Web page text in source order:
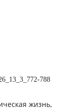
788
жизнь,